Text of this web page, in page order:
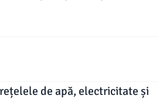
de apă, electricitate și